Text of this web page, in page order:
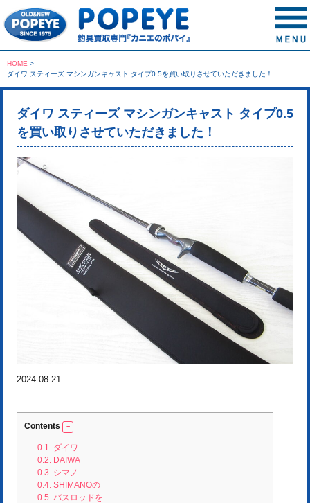
HOME >
ダイワ スティーズ マシンガンキャスト タイプ0.5を買い取りさせていただきました！
ダイワ スティーズ マシンガンキャスト タイプ0.5
を買い取りさせていただきました！
2024-08-21
Contents
0.1.ダイワ
0.2.DAIWA
0.3.シマノ
0.4.SHIMANOの
0.5.バスロッドを